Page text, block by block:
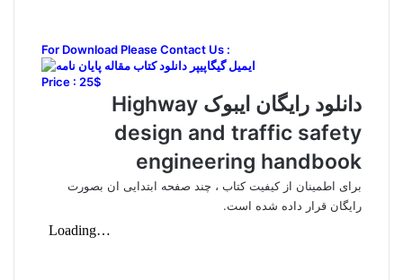
For Download Please Contact Us :
Price : 25$
دانلود رایگان ایبوک Highway
design and traffic safety
engineering handbook
برای اطمینان از کیفیت کتاب ، چند صفحه ابتدایی ان بصورت
رایگان قرار داده شده است.